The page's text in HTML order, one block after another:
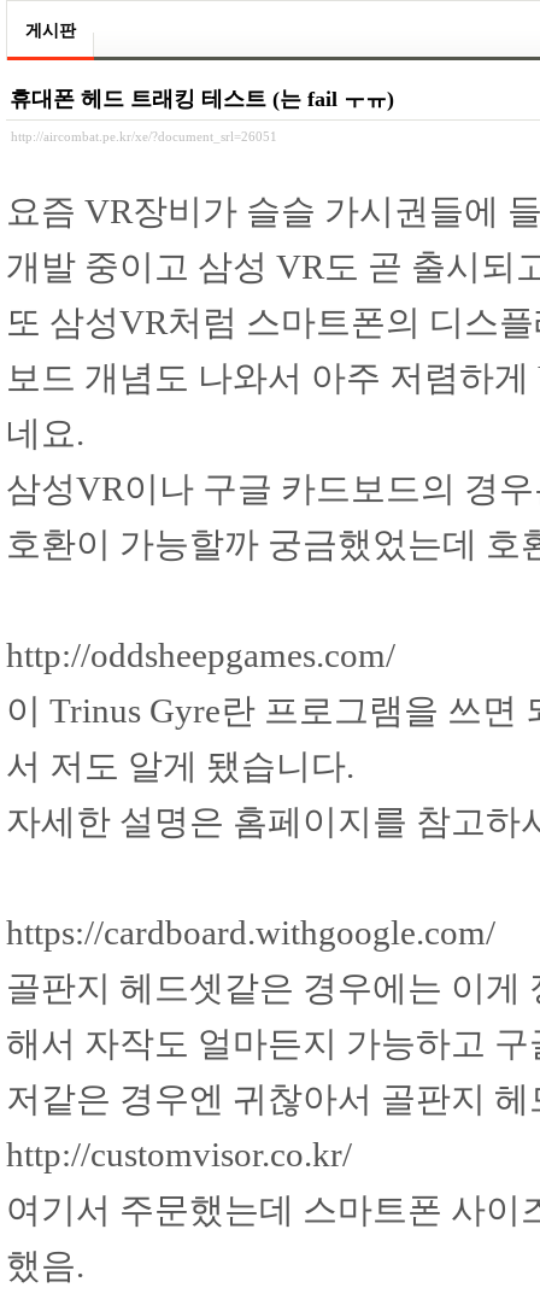
게시판
휴대폰 헤드 트래킹 테스트 (는 fail ㅜㅠ)
http://aircombat.pe.kr/xe/?document_srl=26051
요즘 VR장비가 슬슬 가시권들에
개발 중이고 삼성 VR도 곧 출시되
또 삼성VR처럼 스마트폰의 디스
보드 개념도 나와서 아주 저렴하
네요.
삼성VR이나 구글 카드보드의 경
호환이 가능할까 궁금했었는데
http://oddsheepgames.com/
이 Trinus Gyre란 프로그램을 쓰면
서 저도 알게 됐습니다.
자세한 설명은 홈페이지를 참고하
https://cardboard.withgoogle.com/
골판지 헤드셋같은 경우에는 이
해서 자작도 얼마든지 가능하고
저같은 경우엔 귀찮아서 골판지
http://customvisor.co.kr/
여기서 주문했는데 스마트폰 사이
했음.